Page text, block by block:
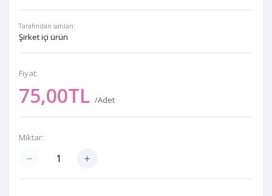
Tarafından satılan:
Şirket içi ürün
Fiyat:
75,00TL /Adet
Miktar: